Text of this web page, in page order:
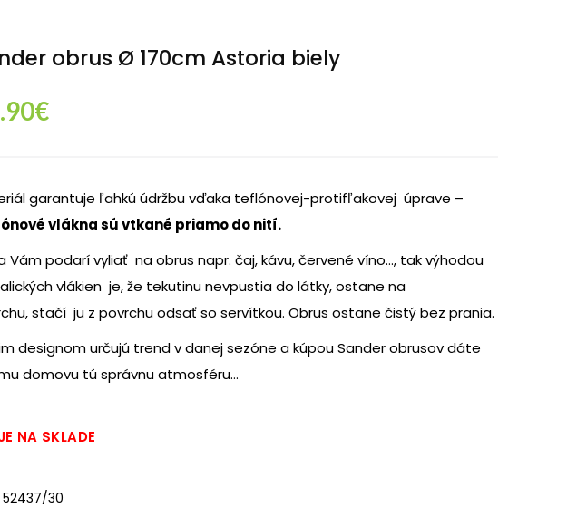
obrus Ø 170cm Astoria biely
€
garantuje ľahkú údržbu vďaka teflónovej-protifľakovej úprave –
vlákna sú vtkané priamo do nití.
Vám podarí vyliať na obrus napr. čaj, kávu, červené víno…, tak výhodou
vlákien je, že tekutinu nevpustia do látky, ostane na
stačí ju z povrchu odsať so servítkou. Obrus ostane čistý bez prania.
designom určujú trend v danej sezóne a kúpou Sander obrusov dáte
domovu tú správnu atmosféru…
NA SKLADE
52437/30